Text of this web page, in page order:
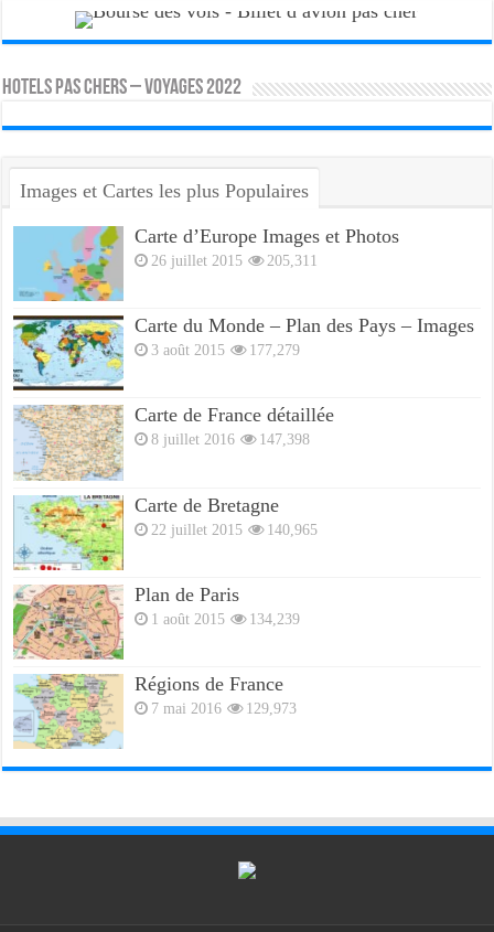
HOTELS PAS CHERS – VOYAGES 2022
Images et Cartes les plus Populaires
Carte d’Europe Images et Photos
26 juillet 2015 205,311
Carte du Monde – Plan des Pays – Images
3 août 2015 177,279
Carte de France détaillée
8 juillet 2016 147,398
Carte de Bretagne
22 juillet 2015 140,965
Plan de Paris
1 août 2015 134,239
Régions de France
7 mai 2016 129,973